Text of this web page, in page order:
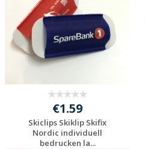
€1.59
Skiclips Skiklip Skifix
Nordic individuell
bedrucken la...